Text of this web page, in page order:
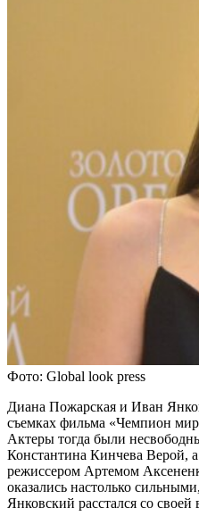
Фото: Global look press
Диана Пожарская и Иван
съемках фильма «Чемпион
Актеры тогда были
Константина Кинчева Верой,
режиссером Артемом
оказались настолько
Янковский расстался со